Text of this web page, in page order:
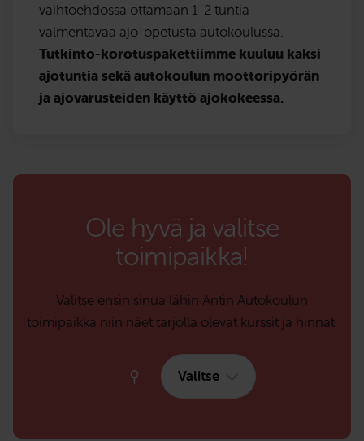
vaihtoehdossa ottamaan 1-2 tuntia
valmentavaa ajo-opetusta autokoulussa.
Tutkinto-korotuspakettiimme kuuluu kaksi
ajotuntia sekä autokoulun moottoripyörän
ja ajovarusteiden käyttö ajokokeessa.
Ole hyvä ja valitse
toimipaikka!
Valitse ensin sinua lähin Antin Autokoulun
toimipaikka niin näet tarjolla olevat kurssit ja hinnat.
Valitse